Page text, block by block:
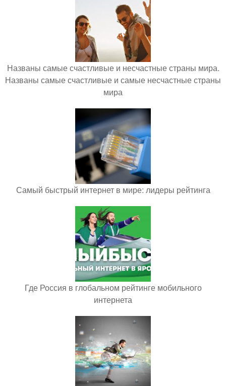
Названы самые счастливые и несчастные страны мира.
Названы самые счастливые и самые несчастные страны
мира
Самый быстрый интернет в мире: лидеры рейтинга
Где Россия в глобальном рейтинге мобильного
интернета